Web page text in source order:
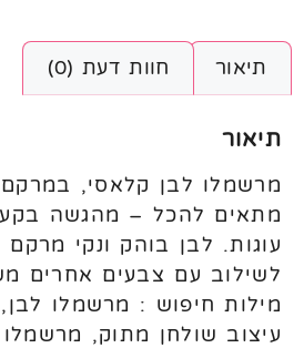
תיאור חוות דעת (0)
תיאור
מרשמלו לבן קלאסי, במרקם
מתאים להכל – מהגשה
עוגות. לבן בוהק ונקי
מילות חיפוש : מרשמלו
עיצוב שולחן מתוק, מרשמלו